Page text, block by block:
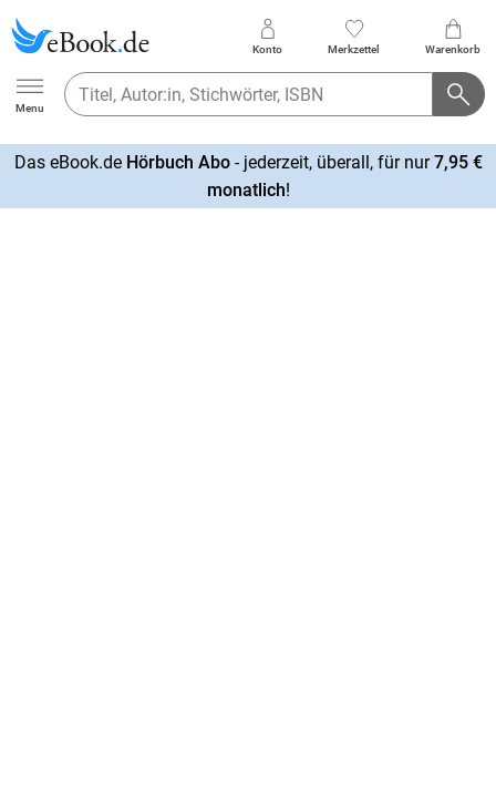
Ebook.de
Menu
Konto Merkzettel Warenkorb
Das eBook.de Hörbuch Abo- jederzeit, überall, für nur7,95 €
monatlich!